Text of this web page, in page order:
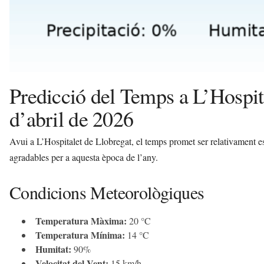
Predicció del Temps a
d’abril de 2026
Avui a L’Hospitalet de Llobregat, el temps promet ser relativament
agradables per a aquesta època de l’any.
Condicions Meteorològiques
Temperatura Màxima: 20 °C
Temperatura Mínima: 14 °C
Humitat: 90%